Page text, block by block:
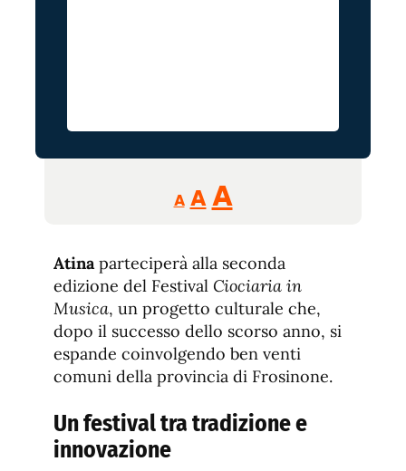
A
Reducir
tamaño
A Restablecer
tamaño
de
fuente
AAumentar
de
fuente.
Atina parteciperà alla seconda
edizione del Festival Ciociaria in
Musica, un progetto culturale che,
dopo il successo dello scorso anno, si
espande coinvolgendo ben venti
comuni della provincia di Frosinone.
Un festival tra tradizione e
innovazione